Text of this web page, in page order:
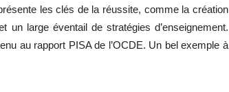
les clés de la réussite, comme la création
un large éventail de stratégies d’enseignement.
au rapport PISA de l’OCDE. Un bel exemple à